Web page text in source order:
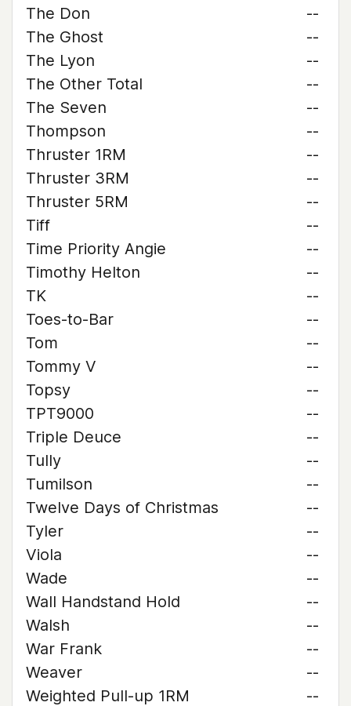
The Don
--
The Ghost
--
The Lyon
--
The Other Total
--
The Seven
--
Thompson
--
Thruster 1RM
--
Thruster 3RM
--
Thruster 5RM
--
Tiff
--
Time Priority Angie
--
Timothy Helton
--
TK
--
Toes-to-Bar
--
Tom
--
Tommy V
--
Topsy
--
TPT9000
--
Triple Deuce
--
Tully
--
Tumilson
--
Twelve Days of Christmas
--
Tyler
--
Viola
--
Wade
--
Wall Handstand Hold
--
Walsh
--
War Frank
--
Weaver
--
Weighted Pull-up 1RM
--